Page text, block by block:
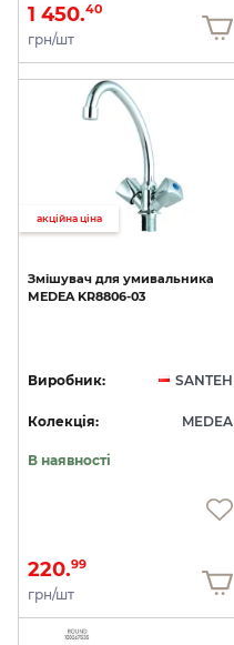
1 450.40
грн/шт
акційна ціна
Змішувач для умивальника
MEDEA KR8806-03
Виробник: SANTEH
Колекція: MEDEA
В наявності
220.99
грн/шт